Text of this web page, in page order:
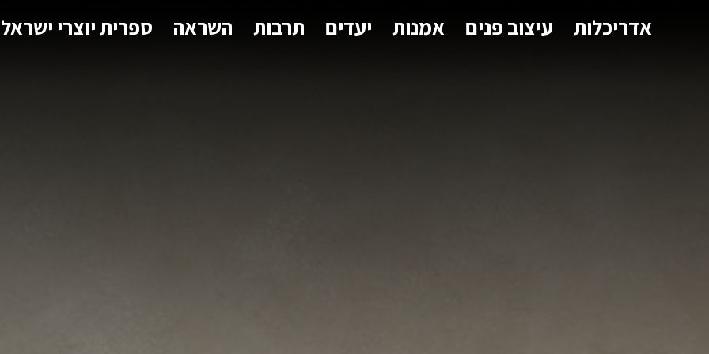
אדריכלות עיצוב פנים אמנות יעדים תרבות השראה ספרית יוצרי ישראל